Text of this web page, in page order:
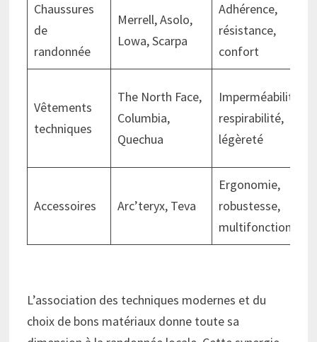
Chaussures
de
randonnée
Merrell, Asolo,
Lowa, Scarpa
Adhérence,
résistance,
confort
Vêtements
techniques
The North Face,
Columbia,
Quechua
Imperméabilité,
respirabilité,
légèreté
Accessoires Arc’teryx, Teva
Ergonomie,
robustesse,
multifonction
L’association des techniques modernes et du
choix de bons matériaux donne toute sa